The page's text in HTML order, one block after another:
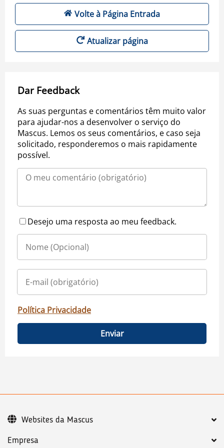
Volte à Página Entrada
Atualizar página
Dar Feedback
As suas perguntas e comentários têm muito valor
para ajudar-nos a desenvolver o serviço do
Mascus. Lemos os seus comentários, e caso seja
solicitado, responderemos o mais rapidamente
possível.
Desejo uma resposta ao meu feedback.
Política Privacidade
Enviar
Empresa
Websites da Mascus